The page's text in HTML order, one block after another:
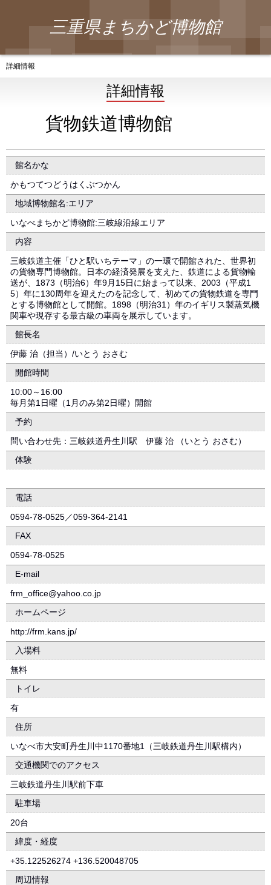
三重県まちかど博物館
詳細情報
詳細情報
貨物鉄道博物館
館名かな
かもつてつどうはくぶつかん
地域博物館名:エリア
いなべまちかど博物館:三岐線沿線エリア
内容
三岐鉄道主催「ひと駅いちテーマ」の一環で開館された、世界初
の貨物専門博物館。日本の経済発展を支えた、鉄道による貨物輸
送が、1873（明治6）年9月15日に始まって以来、2003（平成1
5）年に130周年を迎えたのを記念して、初めての貨物鉄道を専門
とする博物館として開館。1898（明治31）年のイギリス製蒸気機
関車や現存する最古級の車両を展示しています。
館長名
伊藤 治（担当）/いとう おさむ
開館時間
10:00～16:00
毎月第1日曜（1月のみ第2日曜）開館
予約
問い合わせ先：三岐鉄道丹生川駅 伊藤 治 （いとう おさむ）
体験
電話
0594-78-0525／059-364-2141
FAX
0594-78-0525
E-mail
frm_office@yahoo.co.jp
ホームページ
http://frm.kans.jp/
入場料
無料
トイレ
有
住所
いなべ市大安町丹生川中1170番地1（三岐鉄道丹生川駅構内）
交通機関でのアクセス
三岐鉄道丹生川駅前下車
駐車場
20台
緯度・経度
+35.122526274 +136.520048705
周辺情報